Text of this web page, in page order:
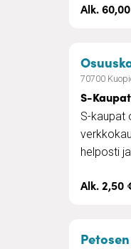
Alk.
70700
S-
S-kaupat
helposti
Alk. 2,50